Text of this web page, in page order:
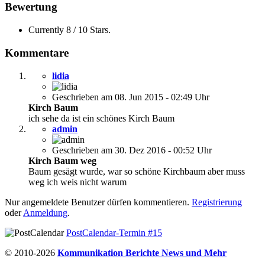
Bewertung
Currently 8 / 10 Stars.
Kommentare
lidia
Geschrieben am 08. Jun 2015 - 02:49 Uhr
Kirch Baum
ich sehe da ist ein schönes Kirch Baum
admin
Geschrieben am 30. Dez 2016 - 00:52 Uhr
Kirch Baum weg
Baum gesägt wurde, war so schöne Kirchbaum aber muss
weg ich weis nicht warum
Nur angemeldete Benutzer dürfen kommentieren. Registrierung
oderAnmeldung.
PostCalendar-Termin #15
© 2010-2026 Kommunikation Berichte News und Mehr